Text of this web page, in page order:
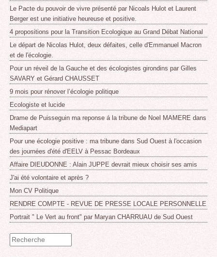
Le Pacte du pouvoir de vivre présenté par Nicoals Hulot et Laurent
Berger est une initiative heureuse et positive.
4 propositions pour la Transition Ecologique au Grand Débat National
Le départ de Nicolas Hulot, deux défaites, celle d'Emmanuel Macron
et de l'écologie.
Pour un réveil de la Gauche et des écologistes girondins par Gilles
SAVARY et Gérard CHAUSSET
9 mois pour rénover l’écologie politique
Ecologiste et lucide
Drame de Puisseguin ma reponse á la tribune de Noel MAMERE dans
Mediapart
Pour une écologie positive : ma tribune dans Sud Ouest à l'occasion
des journées d'été d'EELV à Pessac Bordeaux
Affaire DIEUDONNE : Alain JUPPE devrait mieux choisir ses amis
J'ai été volontaire et après ?
Mon CV Politique
RENDRE COMPTE - REVUE DE PRESSE LOCALE PERSONNELLE
Portrait " Le Vert au front" par Maryan CHARRUAU de Sud Ouest